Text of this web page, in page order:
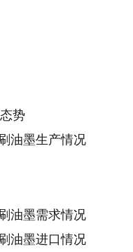
势
油墨生产情况
油墨需求情况
油墨进口情况